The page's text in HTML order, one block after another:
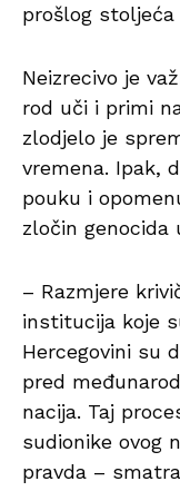
prošlog stoljeća
Neizrecivo je
rod uči i primi
zlodjelo je
vremena. Ipak,
pouku i
zločin genocida
– Razmjere
institucija koje
Hercegovini su
pred
nacija. Taj
sudionike ovog
pravda –